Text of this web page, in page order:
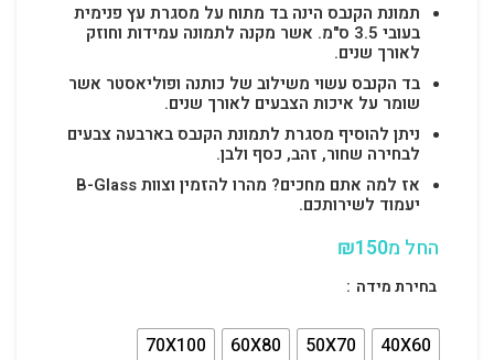
תמונת הקנבס הינה בד מתוח על מסגרת עץ פנימית
בעובי 3.5 ס"מ. אשר מקנה לתמונה עמידות וחוזק
לאורך שנים.
בד הקנבס עשוי משילוב של כותנה ופוליאסטר אשר
שומר על איכות הצבעים לאורך שנים.
ניתן להוסיף מסגרת לתמונת הקנבס בארבעה צבעים
לבחירה שחור, זהב, כסף ולבן.
אז למה אתם מחכים? מהרו להזמין וצוות B-Glass
יעמוד לשירותכם.
החל מ ₪150
בחירת מידה
40X60
50X70
60X80
70X100